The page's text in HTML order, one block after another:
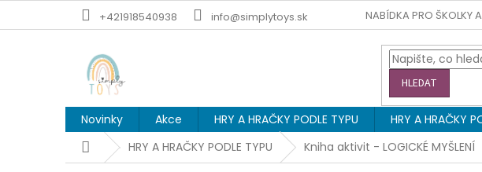
+421918540938 info@simplytoys.sk NABÍDKA PRO ŠKOLKY
HLEDAT
Novinky Akce HRY A HRAČKY PODLE TYPU HRY A HRAČKY
DomůHRY A HRAČKY PODLE TYPU Kniha aktivit - LOGICKÉ MYŠLENÍ